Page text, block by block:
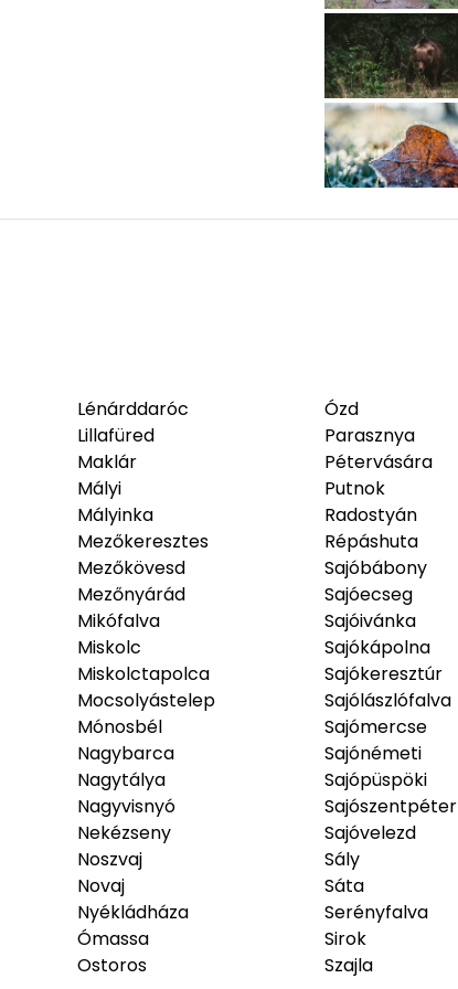
Lénárddaróc
Lillafüred
Maklár
Mályi
Mályinka
Mezőkeresztes
Mezőkövesd
Mezőnyárád
Mikófalva
Miskolc
Miskolctapolca
Mocsolyástelep
Mónosbél
Nagybarca
Nagytálya
Nagyvisnyó
Nekézseny
Noszvaj
Novaj
Nyékládháza
Ómassa
Ostoros
Ózd
Parasznya
Pétervására
Putnok
Radostyán
Répáshuta
Sajóbábony
Sajóecseg
Sajóivánka
Sajókápolna
Sajókeresztúr
Sajólászlófalva
Sajómercse
Sajónémeti
Sajópüspöki
Sajószentpéter
Sajóvelezd
Sály
Sáta
Serényfalva
Sirok
Szajla